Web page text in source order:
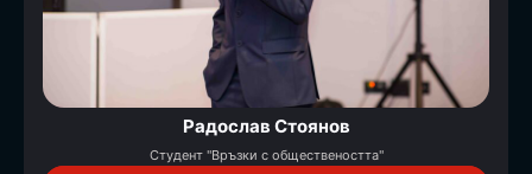
Радослав Стоянов
Студент "Връзки с обществеността"